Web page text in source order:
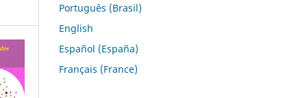
Português (Brasil)
English
Español (España)
Français (France)